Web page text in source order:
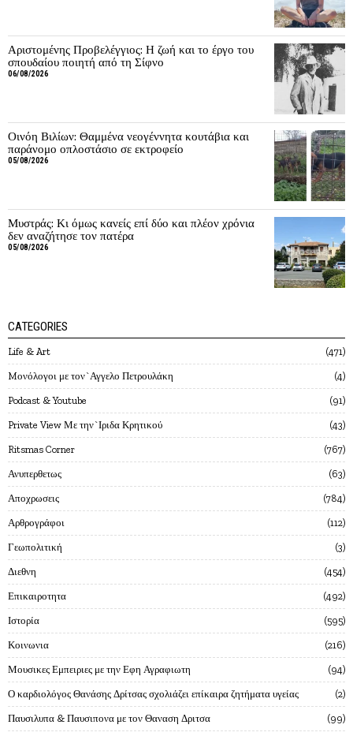
Αριστομένης Προβελέγγιος: Η ζωή και το έργο του
σπουδαίου ποιητή από τη Σίφνο
06/08/2026
Οινόη Βιλίων: Θαμμένα νεογέννητα κουτάβια και
παράνομο οπλοστάσιο σε εκτροφείο
05/08/2026
Μυστράς: Κι όμως κανείς επί δύο και πλέον χρόνια
δεν αναζήτησε τον πατέρα
05/08/2026
CATEGORIES
Life & Art 471
Mονόλογοι με τον`Αγγελο Πετρουλάκη 4
Podcast & Youtube 91
Private View Με την`Ιριδα Κρητικού 43
Ritsmas Corner 767
Ανυπερθετως 63
Αποχρωσεις 784
Αρθρογράφοι 112
Γεωπολιτική 3
Διεθνη 454
Επικαιροτητα 492
Ιστορία 595
Κοινωνια 216
Μουσικες Εμπειριες με την Εφη Αγραφιωτη 94
Ο καρδιολόγος Θανάσης Δρίτσας σχολιάζει επίκαιρα ζητήματα υγείας 2
Παυσιλυπα & Παυσιπονα με τον Θαναση Δριτσα 99